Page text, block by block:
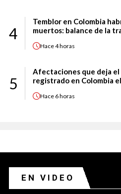
4
Temblor en Colombia
muertos: balance de la
Hace4 horas
5
Afectaciones que deja
registrado en Colombia
Hace 6 horas
EN VIDEO